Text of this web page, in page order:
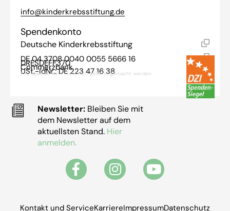
info@kinderkrebsstiftung.de
Spendenkonto
Deutsche Kinderkrebsstiftung
DE 04 3708 0040 0055 5666 16
DRESDEFF370
Commerzbank
USt.-IdNr.: DE 223 47 16 38
Ihre Spende kann steuerlich geltend gemacht werden
Newsletter:Bleiben Sie mit
dem Newsletter auf dem
aktuellsten Stand. Hier
anmelden.
Kontakt und ServiceKarriereImpressumDatenschutz